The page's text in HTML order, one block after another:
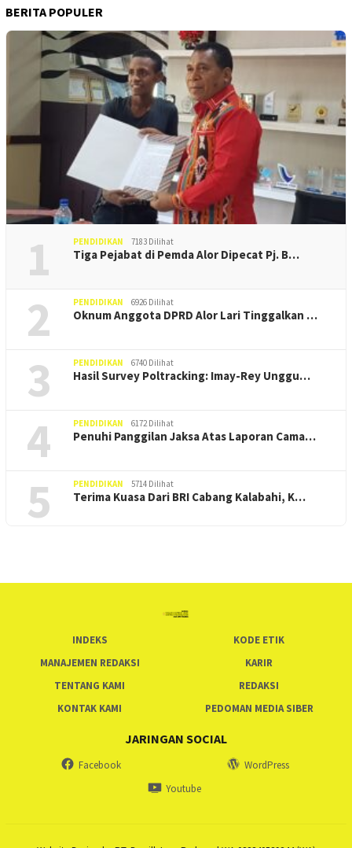
BERITA POPULER
1 PENDIDIKAN 7183 Dilihat
Tiga Pejabat di Pemda Alor Dipecat Pj. B…
2 PENDIDIKAN 6926 Dilihat
Oknum Anggota DPRD Alor Lari Tinggalkan …
3 PENDIDIKAN 6740 Dilihat
Hasil Survey Poltracking: Imay-Rey Unggu…
4 PENDIDIKAN 6172 Dilihat
Penuhi Panggilan Jaksa Atas Laporan Cama…
5 PENDIDIKAN 5714 Dilihat
Terima Kuasa Dari BRI Cabang Kalabahi, K…
INDEKS
KODE ETIK
MANAJEMEN REDAKSI
KARIR
TENTANG KAMI
REDAKSI
KONTAK KAMI
PEDOMAN MEDIA SIBER
JARINGAN SOCIAL
Facebook
WordPress
Youtube